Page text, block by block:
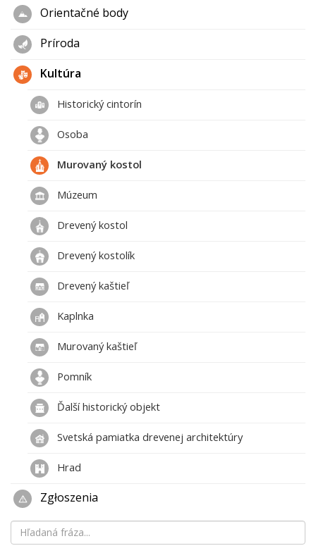
Orientačné body
Príroda
Kultúra
Historický cintorín
Osoba
Murovaný kostol
Múzeum
Drevený kostol
Drevený kostolík
Drevený kaštieľ
Kaplnka
Murovaný kaštieľ
Pomník
Ďalší historický objekt
Svetská pamiatka drevenej architektúry
Hrad
Zgłoszenia